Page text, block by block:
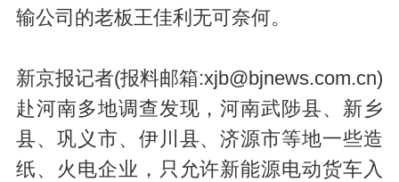
a
输公司的老板王佳利无可奈何。
新京报记者(报料邮箱:xjb@bjnews.com.cn)
赴河南多地调查发现，河南武陟县、新乡
县、巩义市、伊川县、济源市等地一些造
纸、火电企业，只允许新能源电动货车入